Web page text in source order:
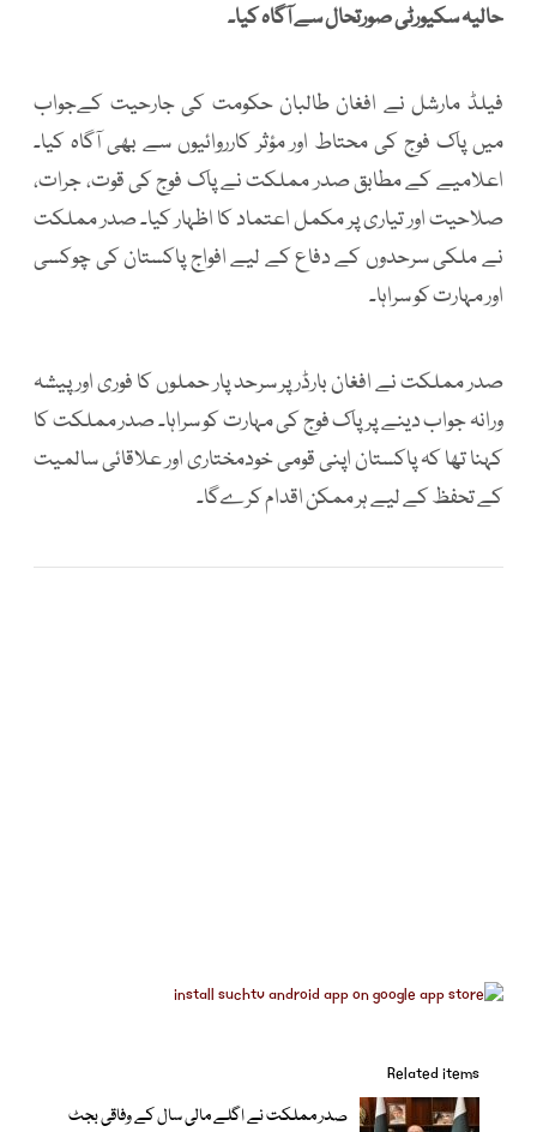
حالیہ سکیورٹی صورتحال سے آگاہ کیا۔
فیلڈ مارشل نے افغان طالبان حکومت کی جارحیت کےجواب
میں پاک فوج کی محتاط اور مؤثر کارروائیوں سے بھی آگاہ کیا۔
اعلامیے کے مطابق صدر مملکت نے پاک فوج کی قوت، جرات،
صلاحیت اور تیاری پر مکمل اعتماد کا اظہار کیا۔ صدر مملکت
نے ملکی سرحدوں کے دفاع کے لیے افواج پاکستان کی چوکسی
اور مہارت کو سراہا۔
صدر مملکت نے افغان بارڈر پر سرحد پار حملوں کا فوری اور پیشہ
ورانہ جواب دینے پرپاک فوج کی مہارت کو سراہا۔ صدر مملکت کا
کہنا تھا کہ پاکستان اپنی قومی خودمختاری اور علاقائی سالمیت
کے تحفظ کے لیے ہر ممکن اقدام کرےگا۔
Related items
صدر مملکت نے اگلے مالی سال کے وفاقی بجٹ